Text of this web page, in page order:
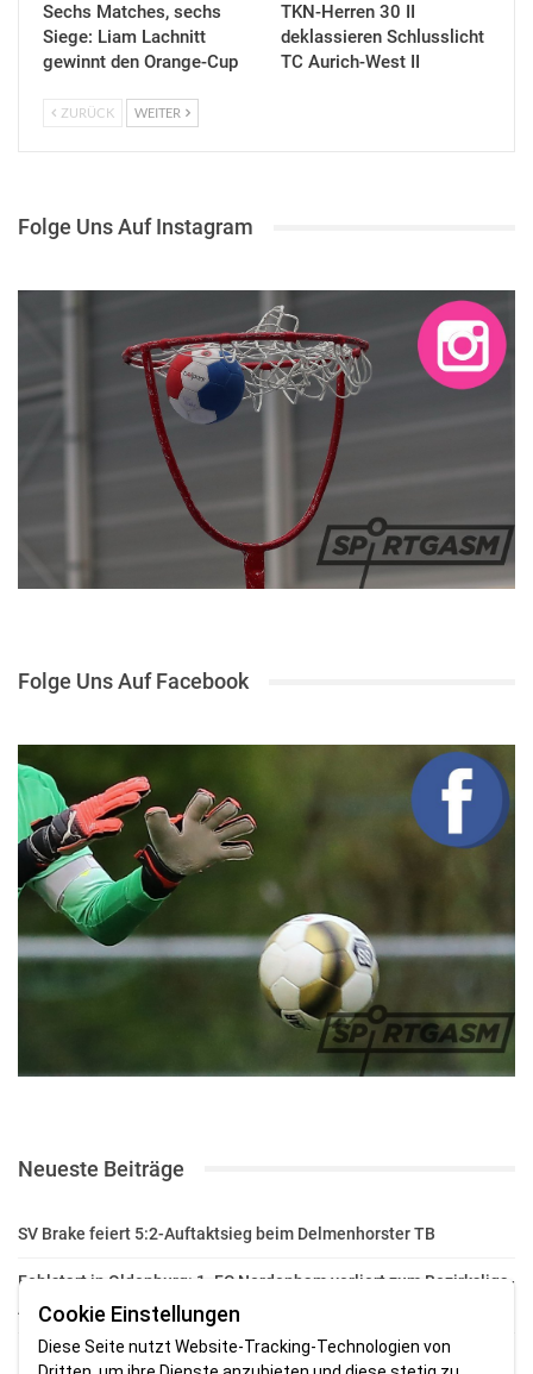
Sechs Matches, sechs
Siege: Liam Lachnitt
gewinnt den Orange-Cup
TKN-Herren 30 II
deklassieren Schlusslicht
TC Aurich-West II
ZURÜCK WEITER
Folge Uns Auf Instagram
Folge Uns Auf Facebook
Neueste Beiträge
SV Brake feiert 5:2-Auftaktsieg beim Delmenhorster TB
Fehlstart in Oldenburg: 1. FC Nordenham verliert zum Bezirksliga-
Auftakt
Fußball in der Wesermarsch: Die Bilder vom Wochenende
Cookie Einstellungen
Diese Seite nutzt Website-Tracking-Technologien von